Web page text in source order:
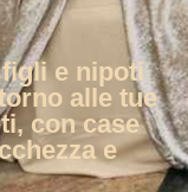
e nipoti
alle tue
con case
e